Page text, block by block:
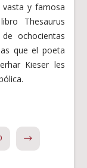
y famosa
Thesaurus
ochocientas
que el poeta
Kieser les